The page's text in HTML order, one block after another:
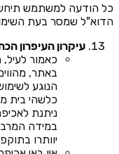
כל הודעה למשתמש
הדוא"ל שמסר בעת
עיקרון העיפרון
כאמור
באתר,
הנוגע
כלשהי בית
ניתנת
במידה
יוותרו